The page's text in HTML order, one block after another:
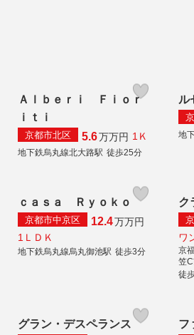
Ａｌｂｅｒｉ Ｆｉｏｒ
ｉｔｉ
京都市北区 5.6万万円 1Ｋ
地下鉄烏丸線北大路駅 徒歩25分
ル
地
ｃａｓａ Ｒｙｏｋｏ
京都市中京区 12.4万万円
1ＬＤＫ
地下鉄烏丸線烏丸御池駅 徒歩3分
ク
ワ
京
笠
徒
グラン・デスペランス フ